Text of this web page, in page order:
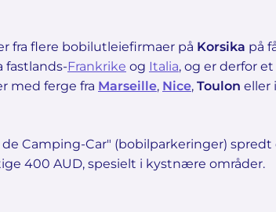
fra flere bobilutleiefirmaer på Korsika på
fastlands-Frankrike og Italia, og er derfor
med ferge fra Marseille, Nice, Toulon eller
Camping-Car" (bobilparkeringer) spredt
400 AUD, spesielt i kystnære områder.